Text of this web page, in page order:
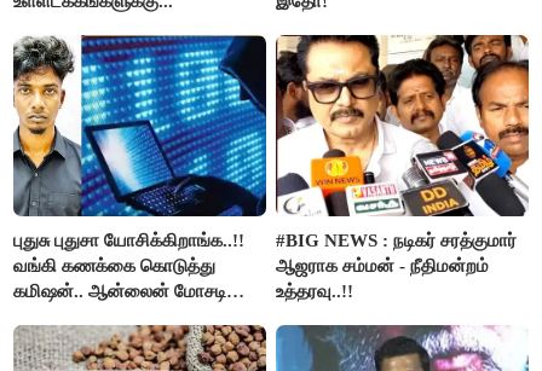
புதுசு புதுசா யோசிக்கிறாங்க..!!
வங்கி கணக்கை கொடுத்து
கமிஷன்.. ஆன்லைன் மோசடி
கைது..!!
#BIG NEWS : நடிகர் சரத்குமார்
ஆஜராக சம்மன் - நீதிமன்றம்
உத்தரவு..!!